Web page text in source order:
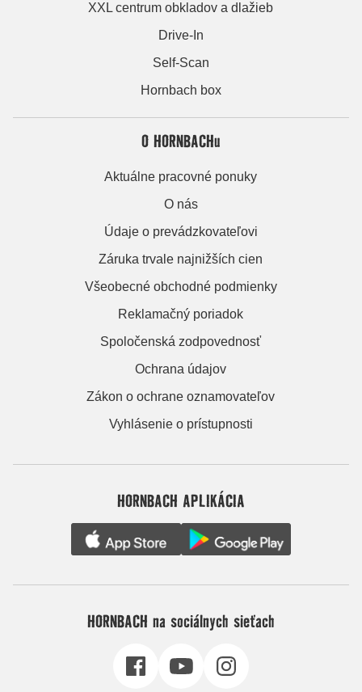
XXL centrum obkladov a dlažieb
Drive-In
Self-Scan
Hornbach box
O HORNBACHu
Aktuálne pracovné ponuky
O nás
Údaje o prevádzkovateľovi
Záruka trvale najnižších cien
Všeobecné obchodné podmienky
Reklamačný poriadok
Spoločenská zodpovednosť
Ochrana údajov
Zákon o ochrane oznamovateľov
Vyhlásenie o prístupnosti
HORNBACH APLIKÁCIA
HORNBACH na sociálnych sieťach